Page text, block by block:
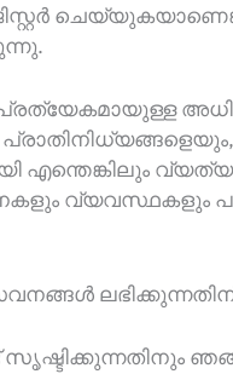
പ്രത്യേകമായുള്ള
എന്തെങ്കിലും
വ്യവസ്ഥകളും
സൃഷ്ടിക്കുന്നതിനും